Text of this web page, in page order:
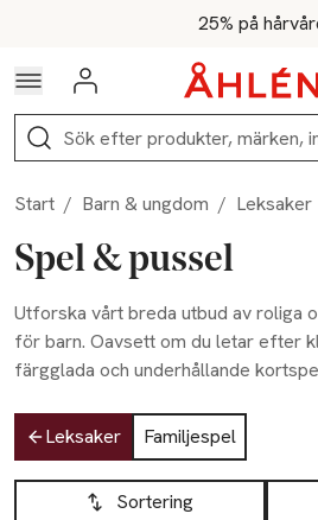
Hoppa till navigationsmenyn25% på
För medlemmar -
Logga in
Sök
Start / Barn & ungdom / Leksaker
Spel & pussel
Utforska vårt breda utbud av roliga
för barn. Oavsett om du letar efter
färgglada och underhållande
alla åldrar och intressen.
Hoppa till produktsidan
Leksaker
Familjespel
Hoppa till produktsidan
Sortering
Lista över produkter